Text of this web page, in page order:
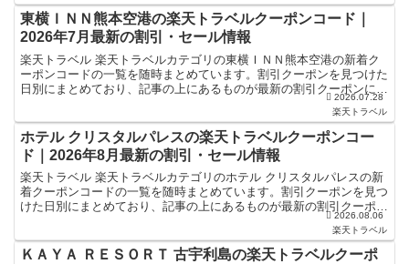
東横ＩＮＮ熊本空港の楽天トラベルクーポンコード｜
2026年7月最新の割引・セール情報
楽天トラベル 楽天トラベルカテゴリの東横ＩＮＮ熊本空港の新着ク
ーポンコードの一覧を随時まとめています。割引クーポンを見つけた
日別にまとめており、記事の上にあるものが最新の割引クーポンにな
ります。ホテル・旅館宿泊の予約などで使えるクーポンやセ...2026.07.28
楽天トラベル
ホテル クリスタルパレスの楽天トラベルクーポンコー
ド｜2026年8月最新の割引・セール情報
楽天トラベル 楽天トラベルカテゴリのホテル クリスタルパレスの新
着クーポンコードの一覧を随時まとめています。割引クーポンを見つ
けた日別にまとめており、記事の上にあるものが最新の割引クーポン
になります。ホテル・旅館宿泊の予約などで使えるクーポ...2026.08.06
楽天トラベル
ＫＡＹＡ ＲＥＳＯＲＴ 古宇利島の楽天トラベルクーポ